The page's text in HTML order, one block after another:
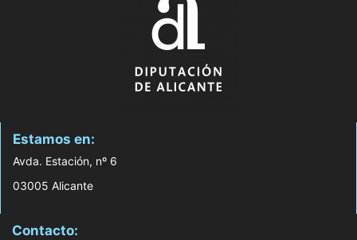
Estamos en:
Avda. Estación, nº 6
03005 Alicante
Contacto: